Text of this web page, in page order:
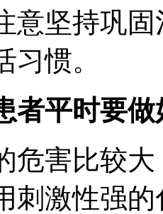
意坚持巩
惯。
平时要做
害比较大
刺激性强